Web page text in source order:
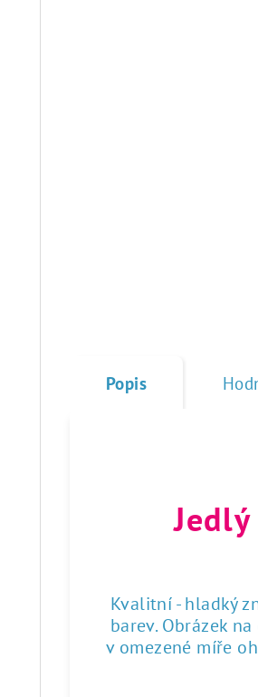
Popis
Kvalitní - hladký
barev. Obrázek
v omezené míře